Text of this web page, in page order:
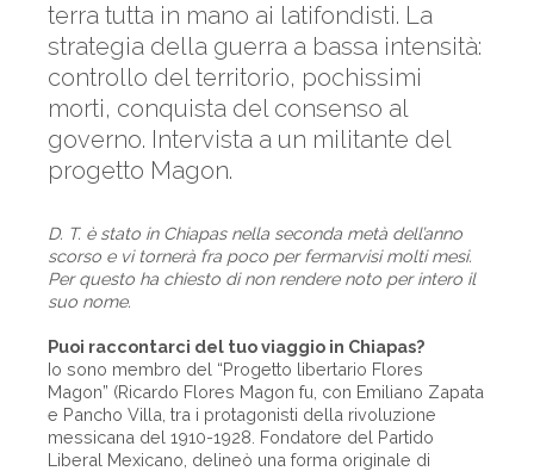
terra tutta in mano ai latifondisti. La
strategia della guerra a bassa intensità:
controllo del territorio, pochissimi
morti, conquista del consenso al
governo. Intervista a un militante del
progetto Magon.
D. T. è stato in Chiapas nella seconda metà dell’anno
scorso e vi tornerà fra poco per fermarvisi molti mesi.
Per questo ha chiesto di non rendere noto per intero il
suo nome.
Puoi raccontarci del tuo viaggio in Chiapas?
Io sono membro del “Progetto libertario Flores
Magon” (Ricardo Flores Magon fu, con Emiliano Zapata
e Pancho Villa, tra i protagonisti della rivoluzione
messicana del 1910-1928. Fondatore del Partido
Liberal Mexicano, delineò una forma originale di